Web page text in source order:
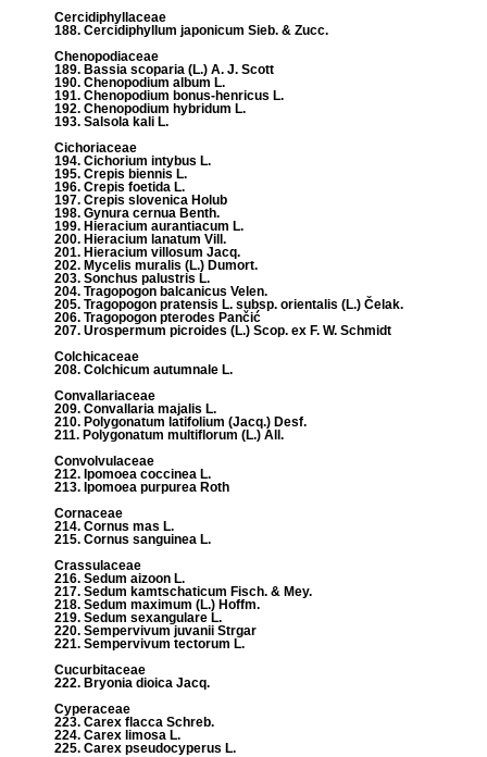
Cercidiphyllaceae
188. Cercidiphyllum japonicum Sieb. & Zucc.
Chenopodiaceae
189. Bassia scoparia (L.) A. J. Scott
190. Chenopodium album L.
191. Chenopodium bonus-henricus L.
192. Chenopodium hybridum L.
193. Salsola kali L.
Cichoriaceae
194. Cichorium intybus L.
195. Crepis biennis L.
196. Crepis foetida L.
197. Crepis slovenica Holub
198. Gynura cernua Benth.
199. Hieracium aurantiacum L.
200. Hieracium lanatum Vill.
201. Hieracium villosum Jacq.
202. Mycelis muralis (L.) Dumort.
203. Sonchus palustris L.
204. Tragopogon balcanicus Velen.
205. Tragopogon pratensis L. subsp. orientalis (L.) Čelak.
206. Tragopogon pterodes Pančić
207. Urospermum picroides (L.) Scop. ex F. W. Schmidt
Colchicaceae
208. Colchicum autumnale L.
Convallariaceae
209. Convallaria majalis L.
210. Polygonatum latifolium (Jacq.) Desf.
211. Polygonatum multiflorum (L.) All.
Convolvulaceae
212. Ipomoea coccinea L.
213. Ipomoea purpurea Roth
Cornaceae
214. Cornus mas L.
215. Cornus sanguinea L.
Crassulaceae
216. Sedum aizoon L.
217. Sedum kamtschaticum Fisch. & Mey.
218. Sedum maximum (L.) Hoffm.
219. Sedum sexangulare L.
220. Sempervivum juvanii Strgar
221. Sempervivum tectorum L.
Cucurbitaceae
222. Bryonia dioica Jacq.
Cyperaceae
223. Carex flacca Schreb.
224. Carex limosa L.
225. Carex pseudocyperus L.